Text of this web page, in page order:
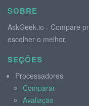
SOBRE
AskGeek.io - Compare
escolher o melhor.
SEÇÕES
Processadores
Comparar
Avaliação